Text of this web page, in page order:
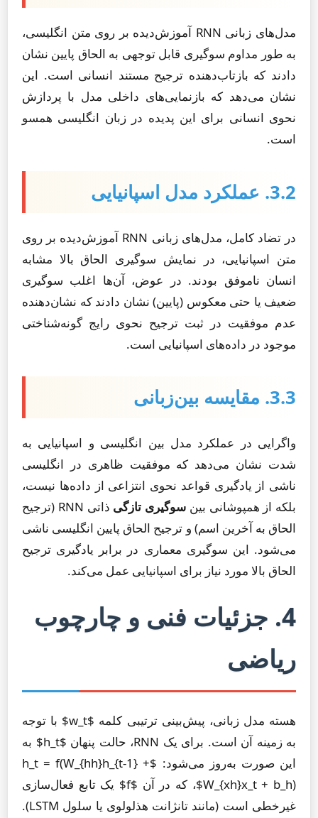
مدل‌های زبانی RNN آموزش‌دیده بر روی متن انگلیسی،
به طور مداوم سوگیری قابل توجهی به الحاق پایین نشان
دادند که بازتاب‌دهنده ترجیح مستند انسانی است. این
نشان می‌دهد که بازنمایی‌های داخلی مدل با پردازش
نحوی انسانی برای این پدیده در زبان انگلیسی همسو
است.
3.2. عملکرد مدل اسپانیایی
در تضاد کامل، مدل‌های زبانی RNN آموزش‌دیده بر روی
متن اسپانیایی، در نمایش سوگیری الحاق بالا مشابه
انسان ناموفق بودند. در عوض، آن‌ها اغلب سوگیری
ضعیف یا حتی معکوس (پایین) نشان دادند که نشان‌دهنده
عدم موفقیت در ثبت ترجیح نحوی رایج گونه‌شناختی
موجود در داده‌های اسپانیایی است.
3.3. مقایسه بین‌زبانی
واگرایی در عملکرد مدل بین انگلیسی و اسپانیایی به
شدت نشان می‌دهد که موفقیت ظاهری در انگلیسی
ناشی از یادگیری قواعد نحوی انتزاعی از داده‌ها نیست،
بلکه از همپوشانی بین سوگیری تازگی
ذاتی RNN (ترجیح
الحاق به آخرین اسم) و ترجیح الحاق پایین انگلیسی ناشی
می‌شود. این سوگیری معماری در برابر یادگیری ترجیح
الحاق بالا مورد نیاز برای اسپانیایی عمل می‌کند.
4. جزئیات فنی و چارچوب
ریاضی
هسته مدل زبانی، پیش‌بینی ترتیبی کلمه $w_t$ با توجه
به زمینه آن است. برای یک RNN، حالت پنهان $h_t$ به
این صورت به‌روز می‌شود: $h_t = f(W_{hh}h_{t-1} +
W_{xh}x_t + b_h)$، که در آن $f$ یک تابع فعال‌سازی
غیرخطی است (مانند تانژانت هذلولوی یا سلول LSTM).